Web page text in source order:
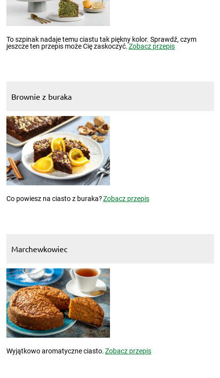
To szpinak nadaje temu ciastu tak piękny kolor. Sprawdź, czym
jeszcze ten przepis może Cię zaskoczyć.Zobacz przepis
Brownie z buraka
Co powiesz na ciasto z buraka?Zobacz przepis
Marchewkowiec
Wyjątkowo aromatyczne ciasto.Zobacz przepis